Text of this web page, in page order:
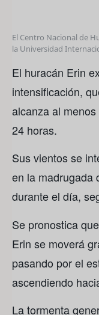
El Centro Nacional de
la Universidad
El huracán Erin
intensificación,
alcanza al
24 horas.
Sus vientos se
en la madrugada
durante el día,
Se pronostica
Erin se moverá
pasando por el
ascendiendo
La tormenta